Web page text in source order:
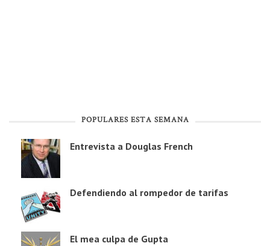
POPULARES ESTA SEMANA
Entrevista a Douglas French
Defendiendo al rompedor de tarifas
El mea culpa de Gupta